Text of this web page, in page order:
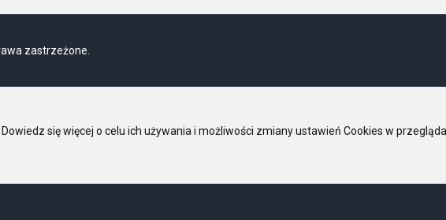
zastrzeżone.
się więcej o celu ich używania i możliwości zmiany ustawień Cookies w